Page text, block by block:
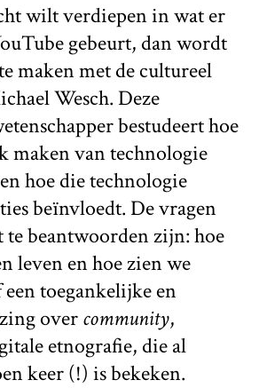
wilt verdiepen in wat er
gebeurt, dan wordt
maken met de cultureel
Wesch. Deze
bestudeert hoe
maken van technologie
hoe die technologie
beïnvloedt. De vragen
beantwoorden zijn: hoe
leven en hoe zien we
toegankelijke en
overcommunity,
etnografie, die al
keer (!) is bekeken.